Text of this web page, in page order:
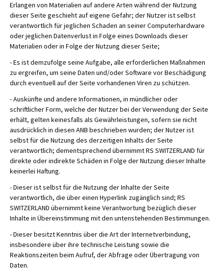
Erlangen von Materialien auf andere Arten während der Nutzung
dieser Seite geschieht auf eigene Gefahr; der Nutzer ist selbst
verantwortlich für jeglichen Schaden an seiner Computerhardware
oder jeglichen Datenverlust in Folge eines Downloads dieser
Materialien oder in Folge der Nutzung dieser Seite;
- Es ist demzufolge seine Aufgabe, alle erforderlichen Maßnahmen
zu ergreifen, um seine Daten und/oder Software vor Beschädigung
durch eventuell auf der Seite vorhandenen Viren zu schützen.
- Auskünfte und andere Informationen, in mündlicher oder
schriftlicher Form, welche der Nutzer bei der Verwendung der Seite
erhält, gelten keinesfalls als Gewährleistungen, sofern sie nicht
ausdrücklich in diesen ANB beschrieben wurden; der Nutzer ist
selbst für die Nutzung des derzeitigen Inhalts der Seite
verantwortlich; dementsprechend übernimmt RS SWITZERLAND für
direkte oder indirekte Schäden in Folge der Nutzung dieser Inhalte
keinerlei Haftung.
- Dieser ist selbst für die Nutzung der Inhalte der Seite
verantwortlich, die über einen Hyperlink zugänglich sind; RS
SWITZERLAND übernimmt keine Verantwortung bezüglich dieser
Inhalte in Übereinstimmung mit den untenstehenden Bestimmungen.
- Dieser besitzt Kenntnis über die Art der Internetverbindung,
insbesondere über ihre technische Leistung sowie die
Reaktionszeiten beim Aufruf, der Abfrage oder Übertragung von
Daten.